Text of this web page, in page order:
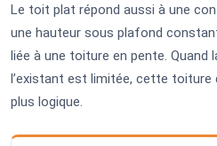
Le toit plat répond aussi à une
une hauteur sous plafond
liée à une toiture en pente. Quand
l’existant est limitée, cette toiture
plus logique.